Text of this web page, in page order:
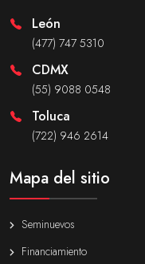
León
(477) 747 5310
CDMX
(55) 9088 0548
Toluca
(722) 946 2614
Mapa del sitio
Seminuevos
Financiamiento